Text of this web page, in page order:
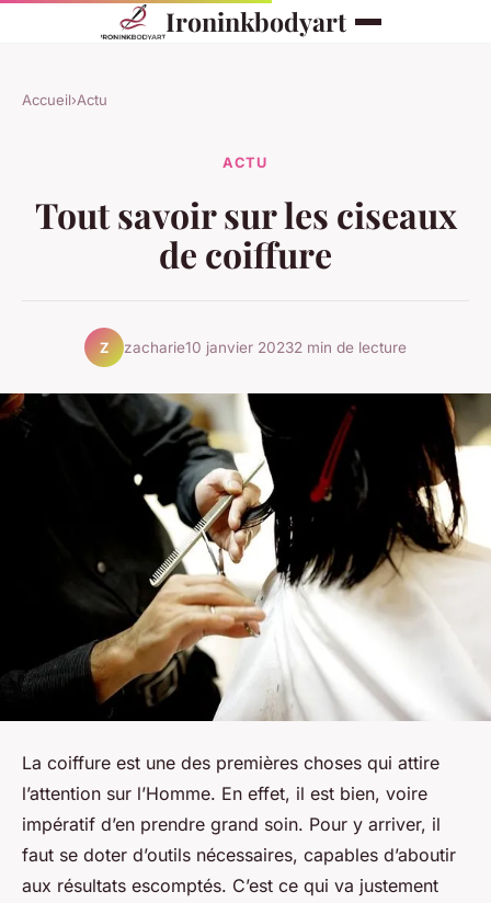
Ironinkbodyart
Accueil›Actu
ACTU
Tout savoir sur les ciseaux
de coiffure
Z zacharie10 janvier 20232 min de lecture
La coiffure est une des premières choses qui attire
l’attention sur l’Homme. En effet, il est bien, voire
impératif d’en prendre grand soin. Pour y arriver, il
faut se doter d’outils nécessaires, capables d’aboutir
aux résultats escomptés. C’est ce qui va justement